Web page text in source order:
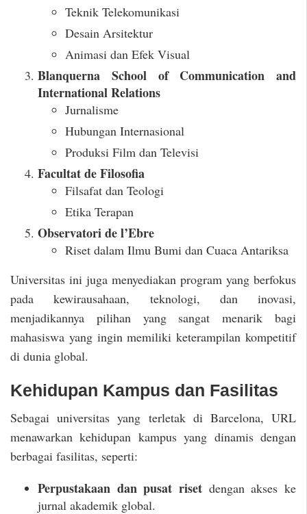
Teknik Telekomunikasi
Desain Arsitektur
Animasi dan Efek Visual
Blanquerna School of Communication and
International Relations
Jurnalisme
Hubungan Internasional
Produksi Film dan Televisi
Facultat de Filosofia
Filsafat dan Teologi
Etika Terapan
Observatori de l’Ebre
Riset dalam Ilmu Bumi dan Cuaca Antariksa
Universitas ini juga menyediakan program yang berfokus
pada kewirausahaan, teknologi, dan inovasi,
menjadikannya pilihan yang sangat menarik bagi
mahasiswa yang ingin memiliki keterampilan kompetitif
di dunia global.
Kehidupan Kampus dan Fasilitas
Sebagai universitas yang terletak di Barcelona, URL
menawarkan kehidupan kampus yang dinamis dengan
berbagai fasilitas, seperti:
Perpustakaan dan pusat riset dengan akses ke
jurnal akademik global.